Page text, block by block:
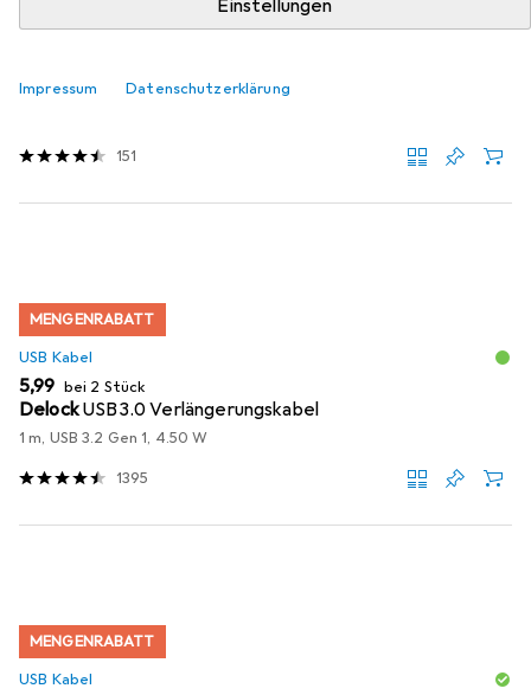
Einstellungen
Impressum Datenschutzerklärung
USB Kabel
MicroConnectUSB C – USB A
151
MENGENRABATT
USB Kabel
EUR
5,99 bei 2 Stück
DelockUSB3.0 Verlängerungskabel
1 m, USB 3.2 Gen 1, 4.50 W
1395
MENGENRABATT
USB Kabel